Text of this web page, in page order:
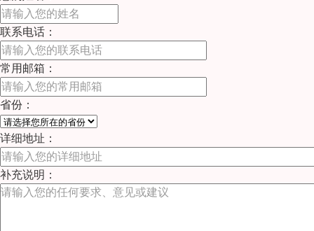
联系电话：
常用邮箱：
省份：
详细地址：
补充说明：